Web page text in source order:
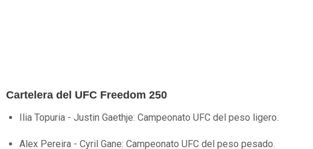
Cartelera del UFC Freedom 250
Ilia Topuria - Justin Gaethje: Campeonato UFC del peso ligero.
Alex Pereira - Cyril Gane: Campeonato UFC del peso pesado.